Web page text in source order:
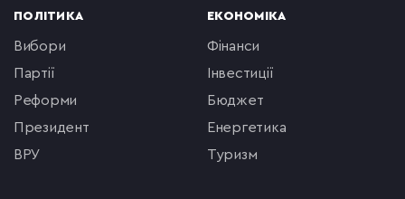
ПОЛІТИКА
вибори
партії
реформи
президент
ВРУ
ЕКОНОМІКА
фінанси
інвестиції
бюджет
енергетика
туризм